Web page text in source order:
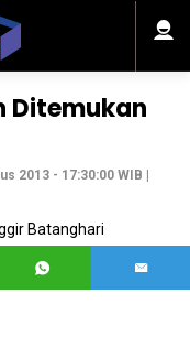
Ditemukan
2013 - 17:30:00 WIB